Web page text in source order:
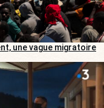
une vague migratoire